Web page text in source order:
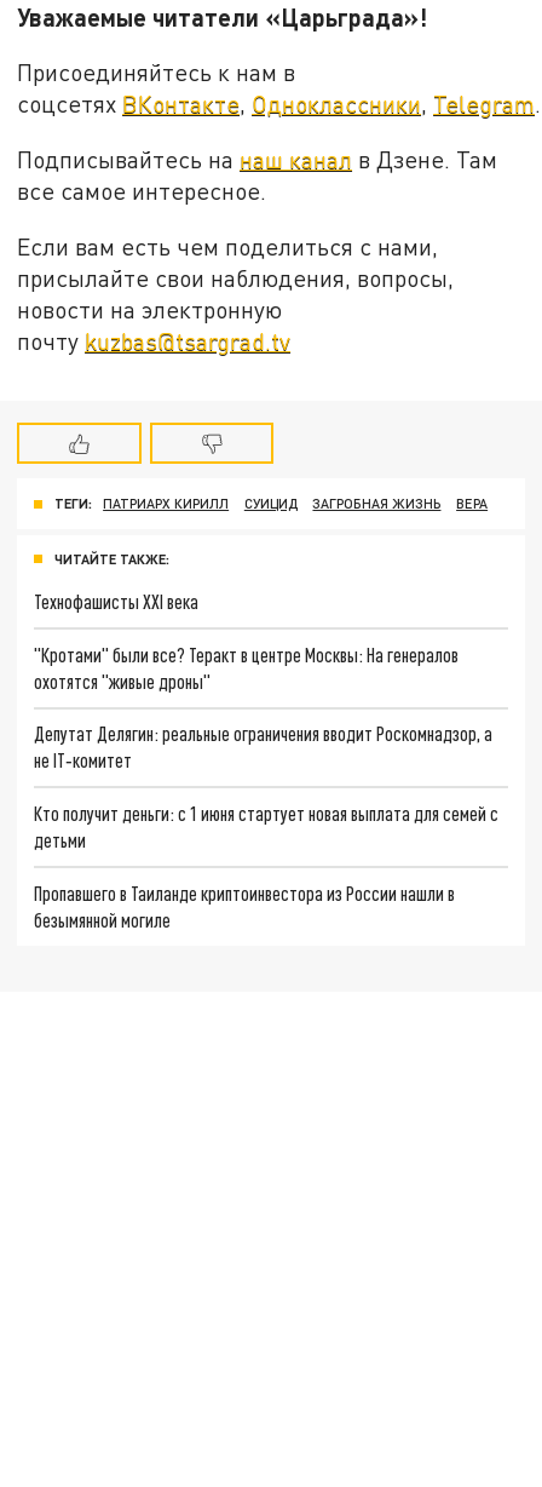
Уважаемые читатели «Царьграда»!
Присоединяйтесь к нам в
соцсетях ВКонтакте, Одноклассники, Telegram.
Подписывайтесь на наш канал в Дзене. Там
все самое интересное.
Если вам есть чем поделиться с нами,
присылайте свои наблюдения, вопросы,
новости на электронную
почту kuzbas@tsargrad.tv
ТЕГИ: ПАТРИАРХ КИРИЛЛ СУИЦИД ЗАГРОБНАЯ ЖИЗНЬ ВЕРА
ЧИТАЙТЕ ТАКЖЕ:
Технофашисты XXI века
"Кротами" были все? Теракт в центре Москвы: На генералов
охотятся "живые дроны"
Депутат Делягин: реальные ограничения вводит Роскомнадзор, а
не IT‑комитет
Кто получит деньги: с 1 июня стартует новая выплата для семей с
детьми
Пропавшего в Таиланде криптоинвестора из России нашли в
безымянной могиле